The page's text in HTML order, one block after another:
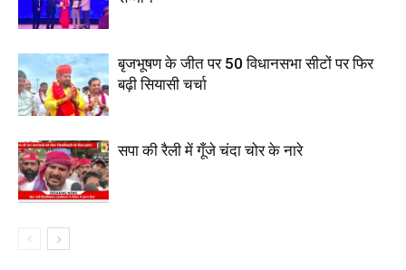
बृजभूषण के जीत पर 50 विधानसभा सीटों पर फिर
बढ़ी सियासी चर्चा
सपा की रैली में गूँजे चंदा चोर के नारे